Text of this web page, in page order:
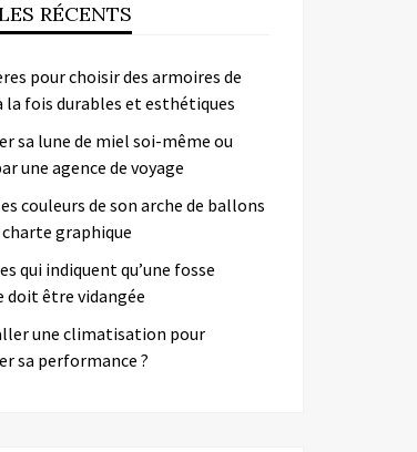
RÉCENTS
pour choisir des armoires de
la fois durables et esthétiques
sa lune de miel soi-même ou
une agence de voyage
couleurs de son arche de ballons
graphique
qui indiquent qu’une fosse
doit être vidangée
une climatisation pour
sa performance ?